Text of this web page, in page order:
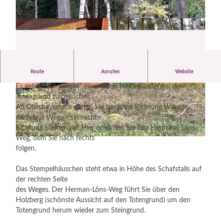
© Bispingen Touristik e.V. |CC-BY-SA
© Bispingen Touristik e.V. |CC-BY-SA © Bispingen Touristik e.V. |CC-BY-SA
Route Anrufen Website
Hermann-Löns-Weg - Totengrund
Es gehört zur „Pflicht“ eines jeden Heidewanderers, den
Totengrund zu besuchen.
Ab Oberhaverbeck gehen Sie zunächst Richtung Wilsede,
dann laut Wegweiser rechts
Richtung Steingrund. Hier erreichen Sie den Hermann-Löns-
Weg, dem Sie nach rechts
folgen.
Das Stempelhäuschen steht etwa in Höhe des Schafstalls auf
der rechten Seite
des Weges. Der Herman-Löns-Weg führt Sie über den
Holzberg (schönste Aussicht auf den Totengrund) um den
Totengrund herum wieder zum Steingrund.